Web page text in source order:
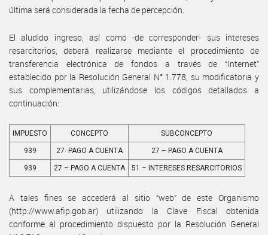
última será considerada la fecha de percepción.
El aludido ingreso, así como -de corresponder- sus intereses
resarcitorios, deberá realizarse mediante el procedimiento de
transferencia electrónica de fondos a través de “Internet”
establecido por la Resolución General N° 1.778, su modificatoria y
sus complementarias, utilizándose los códigos detallados a
continuación:
IMPUESTO CONCEPTO SUBCONCEPTO
939 27- PAGO A CUENTA 27 – PAGO A CUENTA
939 27 – PAGO A CUENTA 51 – INTERESES RESARCITORIOS
A tales fines se accederá al sitio “web” de este Organismo
(http://www.afip.gob.ar) utilizando la Clave Fiscal obtenida
conforme al procedimiento dispuesto por la Resolución General